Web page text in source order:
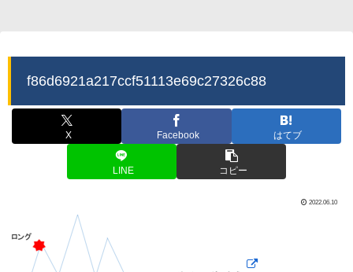
f86d6921a217ccf51113e69c27326c88
X Facebook はてブ
LINE コピー
2022.06.10